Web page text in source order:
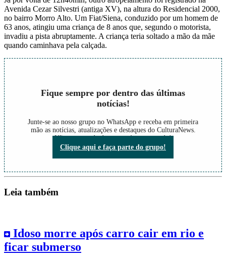
Avenida Cezar Silvestri (antiga XV), na altura do Residencial 2000,
no bairro Morro Alto. Um Fiat/Siena, conduzido por um homem de
63 anos, atingiu uma criança de 8 anos que, segundo o motorista,
invadiu a pista abruptamente. A criança teria soltado a mão da mãe
quando caminhava pela calçada.
Fique sempre por dentro das últimas
notícias!
Junte-se ao nosso grupo no WhatsApp e receba em primeira
mão as notícias, atualizações e destaques do CulturaNews.
Não perca nada do que está acontecendo!
Clique aqui e faça parte do grupo!
Leia também
Idoso morre após carro cair em rio e
ficar submerso